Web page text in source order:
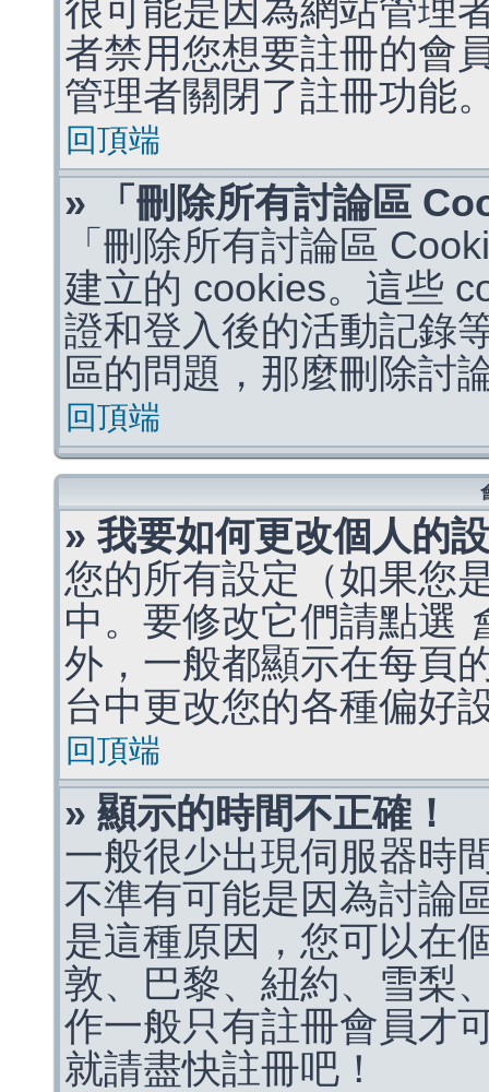
很可能是因為網站管理
者禁用您想要註冊的會
管理者關閉了註冊功能
回頂端
» 「刪除所有討論區
「刪除所有討論區
建立的 cookies。這些
證和登入後的活動記錄
區的問題，那麼刪除討
回頂端
» 我要如何更改個人的
您的所有設定（如果您
中。要修改它們請點選
外，一般都顯示在每頁
台中更改您的各種偏好
回頂端
» 顯示的時間不正確！
一般很少出現伺服器時
不準有可能是因為討論
是這種原因，您可以在
敦、巴黎、紐約、雪梨
作一般只有註冊會員才
就請盡快註冊吧！